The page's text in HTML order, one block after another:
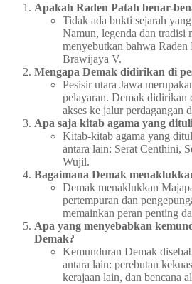
Apakah Raden Patah benar-
Tidak ada bukti sejarah
Namun, legenda dan tradisi
menyebutkan bahwa Raden
Brawijaya V.
Mengapa Demak didirikan di
Pesisir utara Jawa
pelayaran. Demak didirikan
akses ke jalur perdagangan
Apa saja kitab agama yang
Kitab-kitab agama yang
antara lain: Serat Centhini,
Wujil.
Bagaimana Demak
Demak menaklukkan
pertempuran dan
memainkan peran penting
Apa yang menyebabkan
Demak?
Kemunduran Demak
antara lain: perebutan
kerajaan lain, dan bencana